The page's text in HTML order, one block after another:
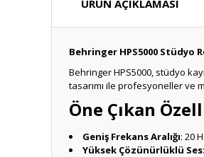
ÜRÜN AÇIKLAMASI
Behringer HPS5000 Stüdyo
Behringer HPS5000, stüdyo
tasarımı ile profesyoneller ve
Öne Çıkan
Geniş Frekans Aralığı: 20
Yüksek Çözünürlüklü Ses